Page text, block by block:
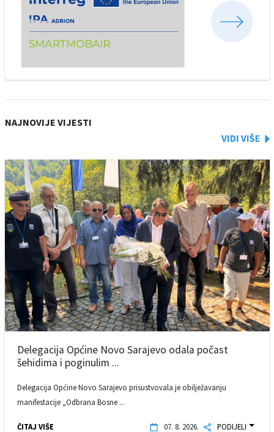
NAJNOVIJE VIJESTI
Delegacija Općine Novo Sarajevo odala počast
šehidima i poginulim ...
Delegacija Općine Novo Sarajevo prisustvovala je obilježavanju
manifestacije „Odbrana Bosne ...
ČITAJ VIŠE 07. 8. 2026. PODIJELI